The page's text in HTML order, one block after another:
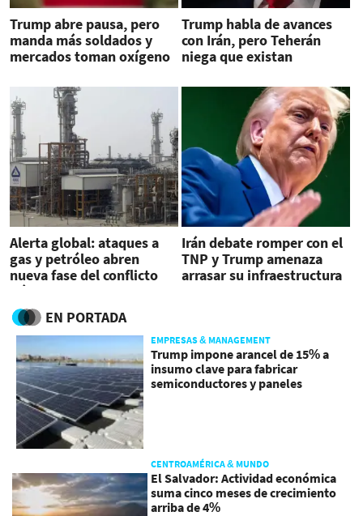
Trump abre pausa, pero
manda más soldados y
mercados toman oxígeno
Trump habla de avances
con Irán, pero Teherán
niega que existan
Alerta global: ataques a
gas y petróleo abren
nueva fase del conflicto
Irán–Israel
Irán debate romper con el
TNP y Trump amenaza
arrasar su infraestructura
EN PORTADA
EMPRESAS & MANAGEMENT
Trump impone arancel de 15% a
insumo clave para fabricar
semiconductores y paneles
CENTROAMÉRICA & MUNDO
El Salvador: Actividad económica
suma cinco meses de crecimiento
arriba de 4%